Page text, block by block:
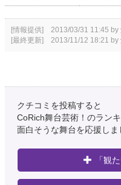
[情報提供] 2013/03/31 11:45 by
[最終更新] 2013/11/12 18:21 by
クチコミを投稿すると
CoRich舞台芸術！のラン
面白そうな舞台を応援しま
「観